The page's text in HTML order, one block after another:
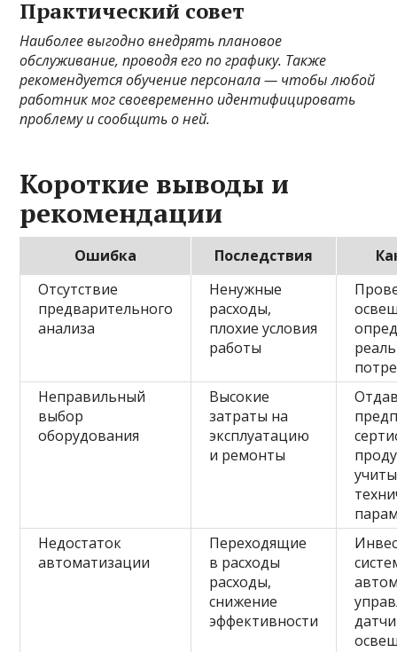
Практический совет
Наиболее выгодно внедрять плановое
обслуживание, проводя его по графику. Также
рекомендуется обучение персонала — чтобы любой
работник мог своевременно идентифицировать
проблему и сообщить о ней.
Короткие выводы и
рекомендации
Ошибка Последствия
Отсутствие
предварительного
анализа
Ненужные
расходы,
плохие условия
работы
Неправильный
выбор
оборудования
Высокие
затраты на
эксплуатацию
и ремонты
Недостаток
автоматизации
Переходящие
в расходы
расходы,
снижение
эффективности